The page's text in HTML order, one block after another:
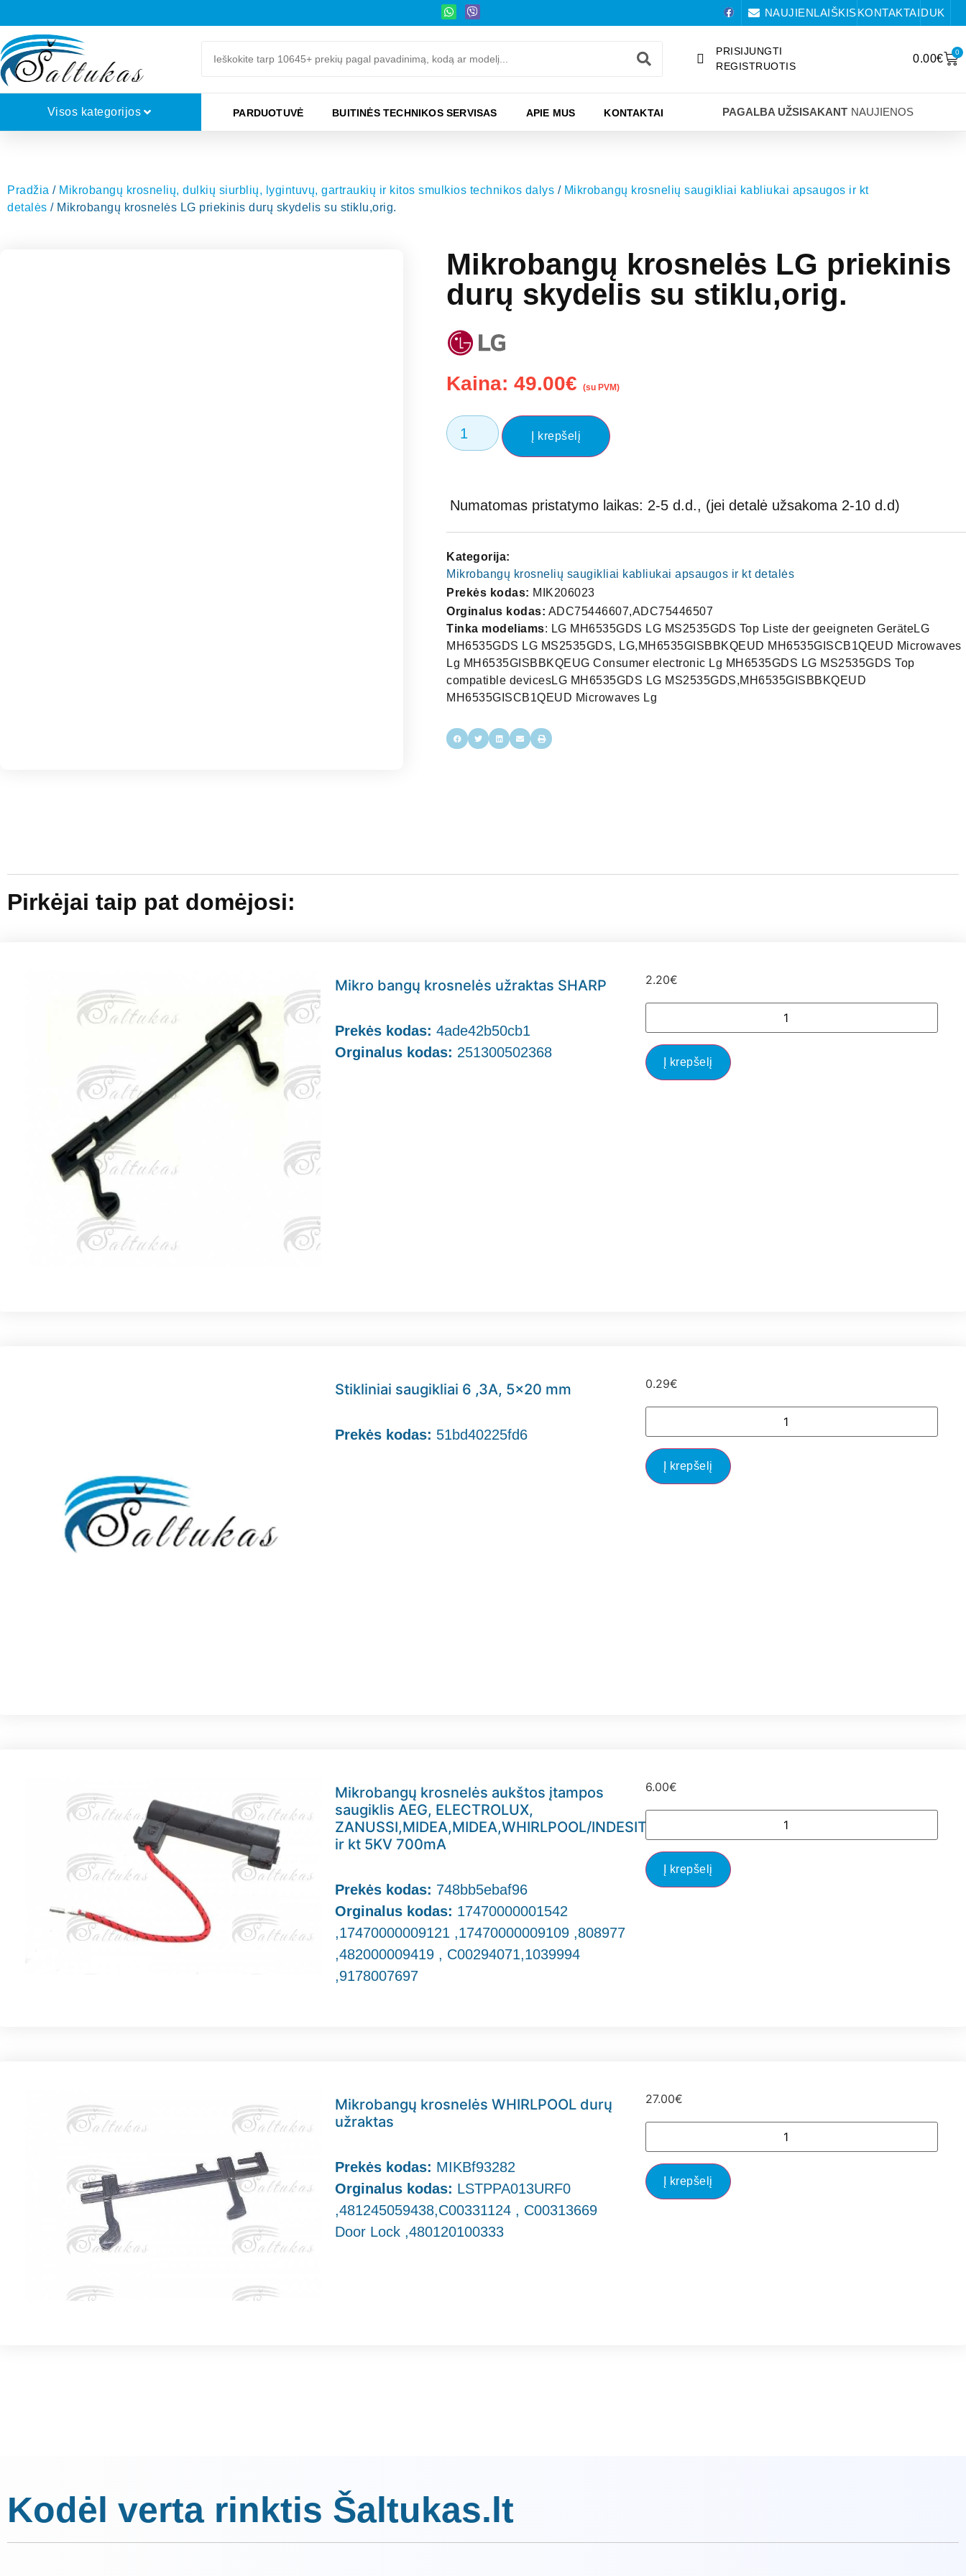
NAUJIENLAIŠKISKONTAKTAIDUK
PRISIJUNGTI
REGISTRUOTIS
0.00€
0
Visos kategorijos PARDUOTUVĖ BUITINĖS TECHNIKOS SERVISAS APIE MUS KONTAKTAI PAGALBA UŽSISAKANT NAUJIENOS
Pradžia / Mikrobangų krosnelių, dulkių siurblių, lygintuvų, gartraukių ir kitos smulkios technikos dalys / Mikrobangų krosnelių saugikliai kabliukai apsaugos ir kt
detalės / Mikrobangų krosnelės LG priekinis durų skydelis su stiklu,orig.
Mikrobangų krosnelės LG priekinis
durų skydelis su stiklu,orig.
Kaina:49.00€ (su PVM)
Į krepšelį
Numatomas pristatymo laikas: 2-5 d.d., (jei detalė užsakoma 2-10 d.d)
Kategorija:
Mikrobangų krosnelių saugikliai kabliukai apsaugos ir kt detalės
Prekės kodas: MIK206023
Orginalus kodas: ADC75446607,ADC75446507
Tinka modeliams: LG MH6535GDS LG MS2535GDS Top Liste der geeigneten GeräteLG
MH6535GDS LG MS2535GDS, LG,MH6535GISBBKQEUD MH6535GISCB1QEUD Microwaves
Lg MH6535GISBBKQEUG Consumer electronic Lg MH6535GDS LG MS2535GDS Top
compatible devicesLG MH6535GDS LG MS2535GDS,MH6535GISBBKQEUD
MH6535GISCB1QEUD Microwaves Lg
Pirkėjai taip pat domėjosi:
Mikro bangų krosnelės užraktas SHARP
Prekės kodas:4ade42b50cb1
Orginalus kodas: 251300502368
2.20€
Į krepšelį
Stikliniai saugikliai 6 ,3A, 5×20 mm
Prekės kodas: 51bd40225fd6
0.29€
Į krepšelį
Mikrobangų krosnelės aukštos įtampos
saugiklis AEG, ELECTROLUX,
ZANUSSI,MIDEA,MIDEA,WHIRLPOOL/INDESIT,AMICA,BEKO/GRUNDIG/ARCELIK
ir kt 5KV 700mA
Prekės kodas: 748bb5ebaf96
Orginalus kodas: 17470000001542
,17470000009121 ,17470000009109 ,808977
,482000009419 , C00294071,1039994
,9178007697
6.00€
Į krepšelį
Mikrobangų krosnelės WHIRLPOOL durų
užraktas
Prekės kodas: MIKBf93282
Orginalus kodas: LSTPPA013URF0
,481245059438,C00331124 , C00313669
Door Lock ,480120100333
27.00€
Į krepšelį
Kodėl verta rinktis Šaltukas.lt